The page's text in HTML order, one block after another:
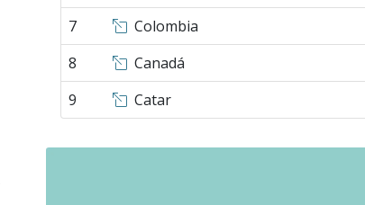
7
Colombia
8
Canadá
9
Catar